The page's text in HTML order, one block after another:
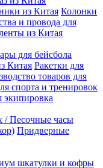
из Китая Колонки
и провода для
из Китая
для бейсбола
Китая Ракетки для
товаров для
спорта и тренировок
экипировка
/ Песочные часы
Придверные
шкатулки и кофры